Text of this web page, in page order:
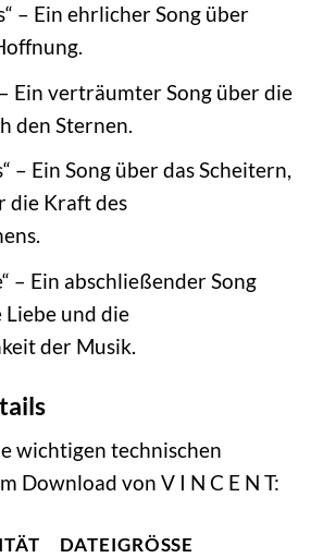
– Ein ehrlicher Song über
Ein verträumter Song über die
den Sternen.
– Ein Song über das Scheitern,
die Kraft des
– Ein abschließender Song
und die
der Musik.
wichtigen technischen
Download von V I N C E N T:
DATEIGRÖSSE